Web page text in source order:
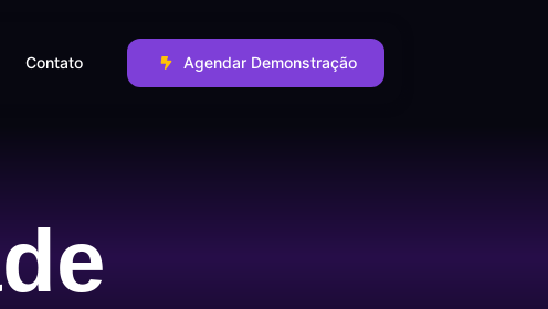
Contato Agendar Demonstração